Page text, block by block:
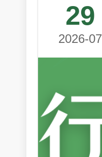
29
2026-07